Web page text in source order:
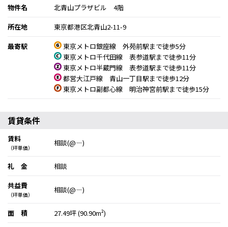
物件名
北青山プラザビル 4階
所在地
東京都港区北青山2-11-9
最寄駅
東京メトロ銀座線 外苑前駅まで徒歩5分
東京メトロ千代田線 表参道駅まで徒歩11分
東京メトロ半蔵門線 表参道駅まで徒歩11分
都営大江戸線 青山一丁目駅まで徒歩12分
東京メトロ副都心線 明治神宮前駅まで徒歩15分
賃貸条件
賃料
（坪単価）
相談(@―)
礼 金
相談
共益費
（坪単価）
相談(@―)
面 積
27.49坪 (90.90m²)